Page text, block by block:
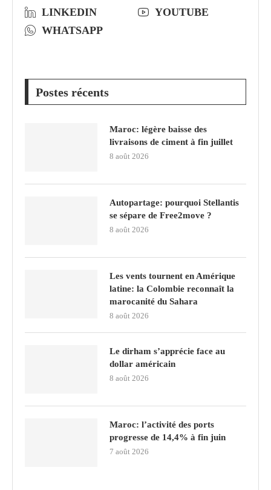
LINKEDIN
YOUTUBE
WHATSAPP
Postes récents
Maroc: légère baisse des
livraisons de ciment à fin juillet
8 août 2026
Autopartage: pourquoi Stellantis
se sépare de Free2move ?
8 août 2026
Les vents tournent en Amérique
latine: la Colombie reconnaît la
marocanité du Sahara
8 août 2026
Le dirham s’apprécie face au
dollar américain
8 août 2026
Maroc: l’activité des ports
progresse de 14,4% à fin juin
7 août 2026